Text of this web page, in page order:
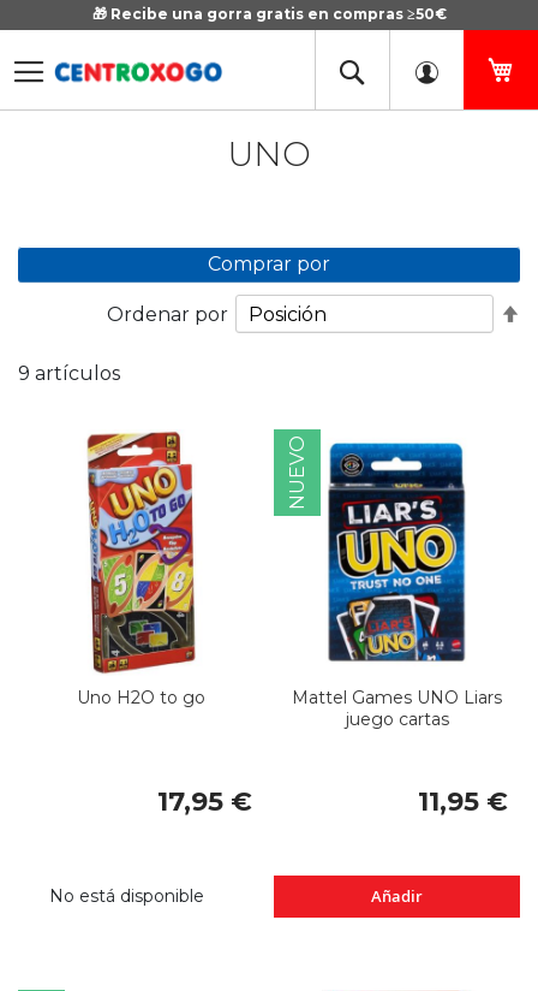
🎁 Recibe una gorra gratis en compras ≥50€
Ir
UNO
9 artículos
Ordenar por
Uno H2O to go
17,95 €
No está disponible
NUEVO
Mattel Games UNO Liars
juego cartas
11,95 €
Añadir
Comprar por